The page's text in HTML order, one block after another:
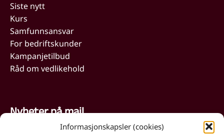
Informasjonskapsler (cookies)
Siste nytt
Kurs
Samfunnsansvar
For bedriftskunder
Kampanjetilbud
Råd om vedlikehold
Nyheter på mail